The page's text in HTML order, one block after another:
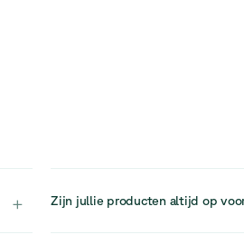
+ Zijn jullie producten altijd op
Onze voorraad is beperkt door